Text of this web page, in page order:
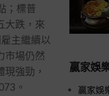
；標普
大跌，來
主繼續以
市場仍然
強勁，
073。
贏家娛
贏家娛